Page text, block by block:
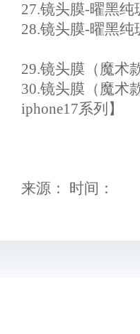
27.镜头膜-曜黑纯
28.镜头膜-曜黑纯
29.镜头膜（魔术
30.镜头膜（魔术
iphone17系列】
来源： 时间：